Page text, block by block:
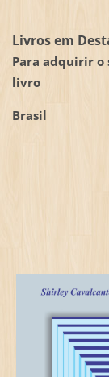
Livros em
Para adquirir o
livro
Brasil